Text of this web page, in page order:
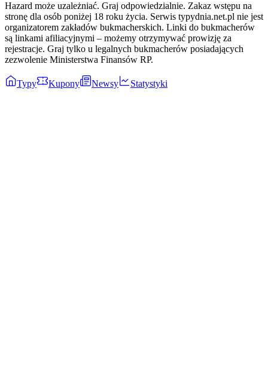
Hazard może uzależniać. Graj odpowiedzialnie. Zakaz wstępu na
stronę dla osób poniżej 18 roku życia. Serwis typydnia.net.pl nie jest
organizatorem zakładów bukmacherskich. Linki do bukmacherów
są linkami afiliacyjnymi – możemy otrzymywać prowizję za
rejestracje. Graj tylko u legalnych bukmacherów posiadających
zezwolenie Ministerstwa Finansów RP.
Typy Kupony Newsy Statystyki